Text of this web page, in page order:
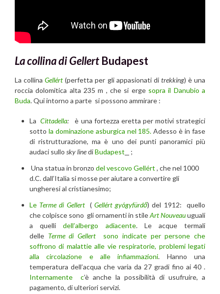
La collina di Gellert Budapest
La collinaGellért (perfetta per gli appasionati di trekking) è una
roccia dolomitica alta 235 m , che si erge sopra il Danubio a
Buda. Qui intorno a parte si possono ammirare :
LaCittadella:
è una fortezza eretta per motivi strategici
sotto la dominazione asburgica nel 185. Adesso è in fase
di ristrutturazione, ma è uno dei punti panoramici più
audaci sullo sky linediBudapest
;
Una statua in bronzo del vescovo Gellért , che nel 1000
d.C. dall’Italia si mosse per aiutare a convertire gli
ungheresi al cristianesimo;
Le Terme di Gellert(Gellért gyógyfürdő) del 1912:
quello
che colpisce sono gli ornamenti in stileArt Nouveauuguali
a quellidell’albergo adiacente. Le acque termali
delle Terme di Gellert
sono indicate per persone che
soffrono di malattie alle vie respiratorie, problemi legati
alla circolazione e alle infiammazioni. Hanno una
temperatura dell’acqua che varia da 27 gradi fino ai 40 .
Internamente c’è anche la possibilità di usufruire, a
pagamento, di ulteriori servizi.